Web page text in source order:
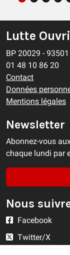
Lutte
BP 20029 -
01 48 10 86 20
Contact
Données
Mentions légales
Newsletter
Abonnez-vous
chaque lundi par
Nous
Facebook
Twitter/X